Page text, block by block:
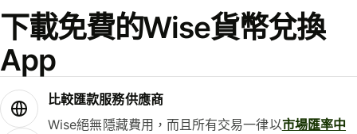
下載免費的Wise貨幣兌換
App
比較匯款服務供應商
Wise絕無隱藏費用，而且所有交易一律以市場匯率中